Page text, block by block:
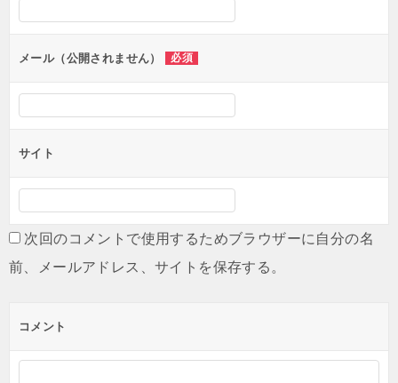
ョ
ンメール（公開されません） 必須
サイト
次回のコメントで使用するためブラウザーに自分の名
前、メールアドレス、サイトを保存する。
コメント